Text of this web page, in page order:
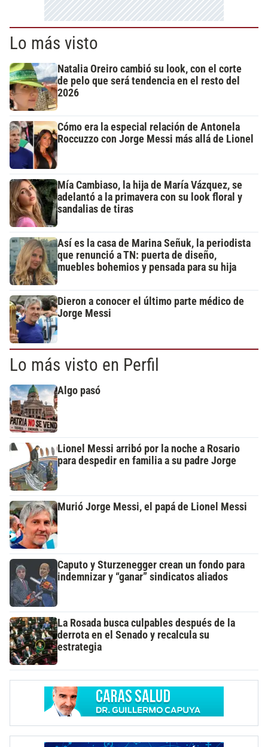
Lo más visto
Natalia Oreiro cambió su look, con el corte
de pelo que será tendencia en el resto del
2026
Cómo era la especial relación de Antonela
Roccuzzo con Jorge Messi más allá de Lionel
Mía Cambiaso, la hija de María Vázquez, se
adelantó a la primavera con su look floral y
sandalias de tiras
Así es la casa de Marina Señuk, la periodista
que renunció a TN: puerta de diseño,
muebles bohemios y pensada para su hija
Dieron a conocer el último parte médico de
Jorge Messi
Lo más visto en Perfil
Algo pasó
Lionel Messi arribó por la noche a Rosario
para despedir en familia a su padre Jorge
Murió Jorge Messi, el papá de Lionel Messi
Caputo y Sturzenegger crean un fondo para
indemnizar y “ganar” sindicatos aliados
La Rosada busca culpables después de la
derrota en el Senado y recalcula su
estrategia